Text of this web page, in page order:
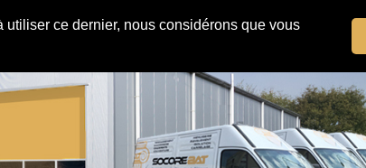
ce dernier, nous considérons que vous
la Drôme
Auvergne-Rhône-